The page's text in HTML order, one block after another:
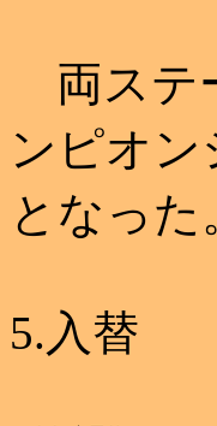
両ステ
ンピオ
となった
5.入替